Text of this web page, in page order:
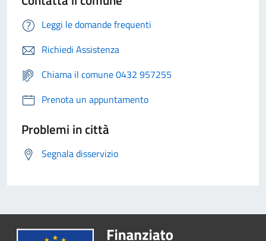
Leggi le domande frequenti
Richiedi Assistenza
Chiama il comune 0432 957255
Prenota un appuntamento
Problemi in città
Segnala disservizio